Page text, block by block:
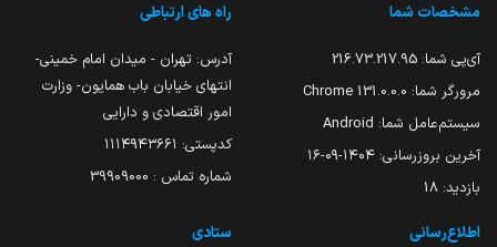
مشخصات شما
آی‌پی شما: 216.73.217.95
مرورگر شما: 131.0.0.0 Chrome
سیستم‌عامل شما: Android
آخرین بروزرسانی: ۱۴۰۴-۰۹-۱۶
بازدید: 18
راه های ارتباطی
آدرس: تهران - میدان امام خمینی-
انتهای خیابان باب همایون- وزارت
امور اقتصادی و دارایی
کدپستی: ۱۱۱۴۹۴۳۶۶۱
شماره تماس : 39909000
اطلاع‌رسانی ستادی